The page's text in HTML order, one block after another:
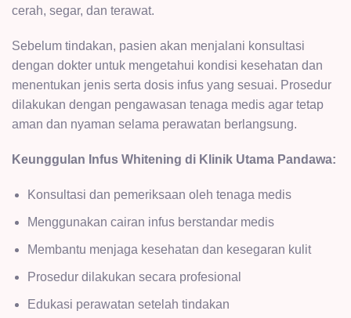
cerah, segar, dan terawat.
Sebelum tindakan, pasien akan menjalani konsultasi
dengan dokter untuk mengetahui kondisi kesehatan dan
menentukan jenis serta dosis infus yang sesuai. Prosedur
dilakukan dengan pengawasan tenaga medis agar tetap
aman dan nyaman selama perawatan berlangsung.
Keunggulan Infus Whitening di Klinik Utama Pandawa:
Konsultasi dan pemeriksaan oleh tenaga medis
Menggunakan cairan infus berstandar medis
Membantu menjaga kesehatan dan kesegaran kulit
Prosedur dilakukan secara profesional
Edukasi perawatan setelah tindakan